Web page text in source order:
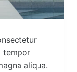
tempor
aliqua.